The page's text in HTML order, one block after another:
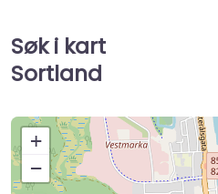
Søk i kart
Sortland
+
−